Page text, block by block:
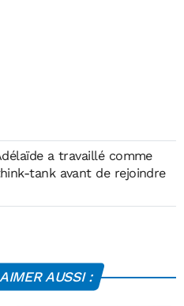
a travaillé comme
tank avant de rejoindre
AUSSI :